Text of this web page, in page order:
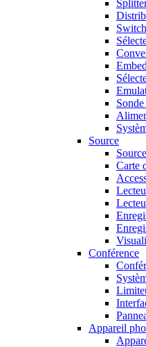
Source
Source
Carte
Conférence
Appareil